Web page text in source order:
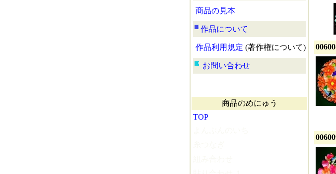
商品の見本
作品について
作品利用規定 (著作権について)
お問い合わせ
商品のめにゅう
TOP